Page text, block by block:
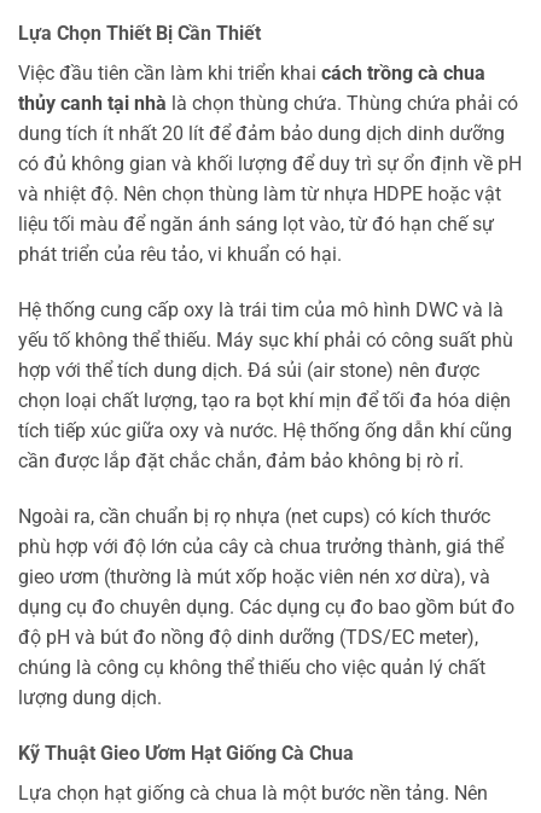
Lựa Chọn Thiết Bị Cần Thiết
Việc đầu tiên cần làm khi triển khai cách trồng cà chua
thủy canh tại nhà là chọn thùng chứa. Thùng chứa phải có
dung tích ít nhất 20 lít để đảm bảo dung dịch dinh dưỡng
có đủ không gian và khối lượng để duy trì sự ổn định về pH
và nhiệt độ. Nên chọn thùng làm từ nhựa HDPE hoặc vật
liệu tối màu để ngăn ánh sáng lọt vào, từ đó hạn chế sự
phát triển của rêu tảo, vi khuẩn có hại.
Hệ thống cung cấp oxy là trái tim của mô hình DWC và là
yếu tố không thể thiếu. Máy sục khí phải có công suất phù
hợp với thể tích dung dịch. Đá sủi (air stone) nên được
chọn loại chất lượng, tạo ra bọt khí mịn để tối đa hóa diện
tích tiếp xúc giữa oxy và nước. Hệ thống ống dẫn khí cũng
cần được lắp đặt chắc chắn, đảm bảo không bị rò rỉ.
Ngoài ra, cần chuẩn bị rọ nhựa (net cups) có kích thước
phù hợp với độ lớn của cây cà chua trưởng thành, giá thể
gieo ươm (thường là mút xốp hoặc viên nén xơ dừa), và
dụng cụ đo chuyên dụng. Các dụng cụ đo bao gồm bút đo
độ pH và bút đo nồng độ dinh dưỡng (TDS/EC meter),
chúng là công cụ không thể thiếu cho việc quản lý chất
lượng dung dịch.
Kỹ Thuật Gieo Ươm Hạt Giống Cà Chua
Lựa chọn hạt giống cà chua là một bước nền tảng. Nên